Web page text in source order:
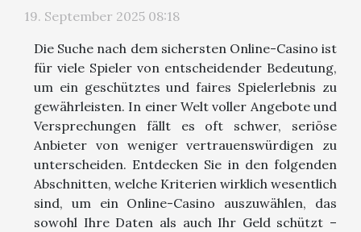
19. September 2025 08:18
Die Suche nach dem sichersten Online-Casino ist
für viele Spieler von entscheidender Bedeutung,
um ein geschütztes und faires Spielerlebnis zu
gewährleisten. In einer Welt voller Angebote und
Versprechungen fällt es oft schwer, seriöse
Anbieter von weniger vertrauenswürdigen zu
unterscheiden. Entdecken Sie in den folgenden
Abschnitten, welche Kriterien wirklich wesentlich
sind, um ein Online-Casino auszuwählen, das
sowohl Ihre Daten als auch Ihr Geld schützt –